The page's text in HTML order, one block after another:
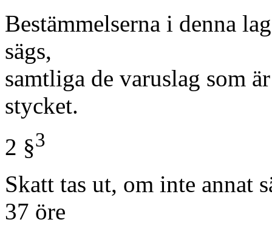
Bestämmelserna i denna
sägs,
samtliga de varuslag som
stycket.
2 §3
Skatt tas ut, om inte annat
37 öre